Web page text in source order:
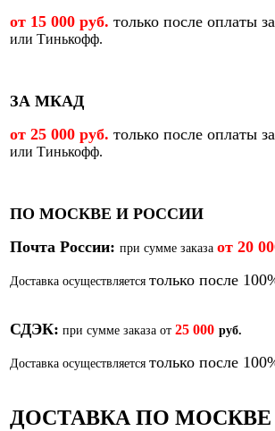
от 15 000 руб. только после оплаты
или Тинькофф.
ЗА МКАД
от 25 000 руб. только после оплаты
или Тинькофф.
ПО МОСКВЕ И РОССИИ
Почта России: при сумме заказа от 20
Доставка осуществляется только после
СДЭК: при сумме заказа от 25 000 руб.
Доставка осуществляется только после
ДОСТАВКА ПО МОСКВЕ